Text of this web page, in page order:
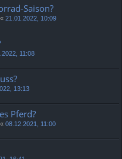
Saison?
« 21.01.2022, 10:09
11:08
13:13
Pferd?
« 08.12.2021, 11:00